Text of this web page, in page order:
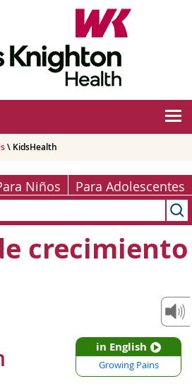
\ KidsHealth
Niños Para Adolescentes
crecimiento
in English
Growing Pains